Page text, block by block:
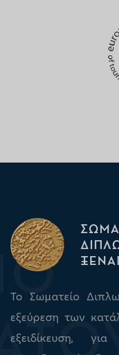
Το Σωματείο
εξεύρεση των
εξειδίκευση,